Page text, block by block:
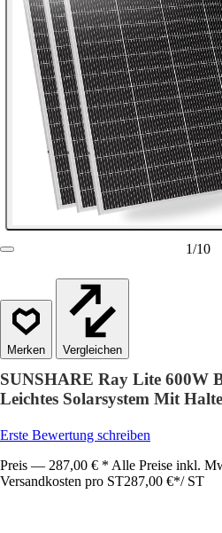
1/10
Vergleichen
SUNSHARE Ray Lite 600W
Leichtes Solarsystem Mit
Erste Bewertung schreiben
Preis — 287,00 € * Alle Preise inkl.
Versandkosten pro ST287,00 €*/ ST